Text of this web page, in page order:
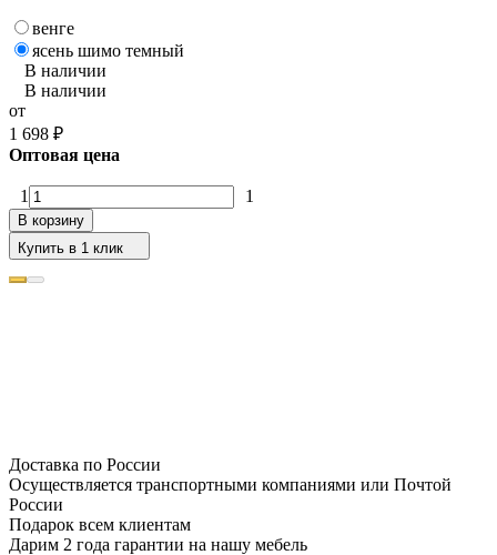
венге
ясень шимо темный
В наличии
В наличии
от
1 698 ₽
Оптовая цена
1 1
В корзину
Купить в 1 клик
Доставка по России
Осуществляется транспортными компаниями или Почтой
России
Подарок всем клиентам
Дарим 2 года гарантии на нашу мебель